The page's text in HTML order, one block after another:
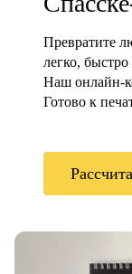
Превратите
легко,
Наш онлайн-
Готово к